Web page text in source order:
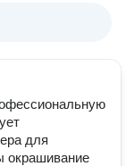
для
окрашивание